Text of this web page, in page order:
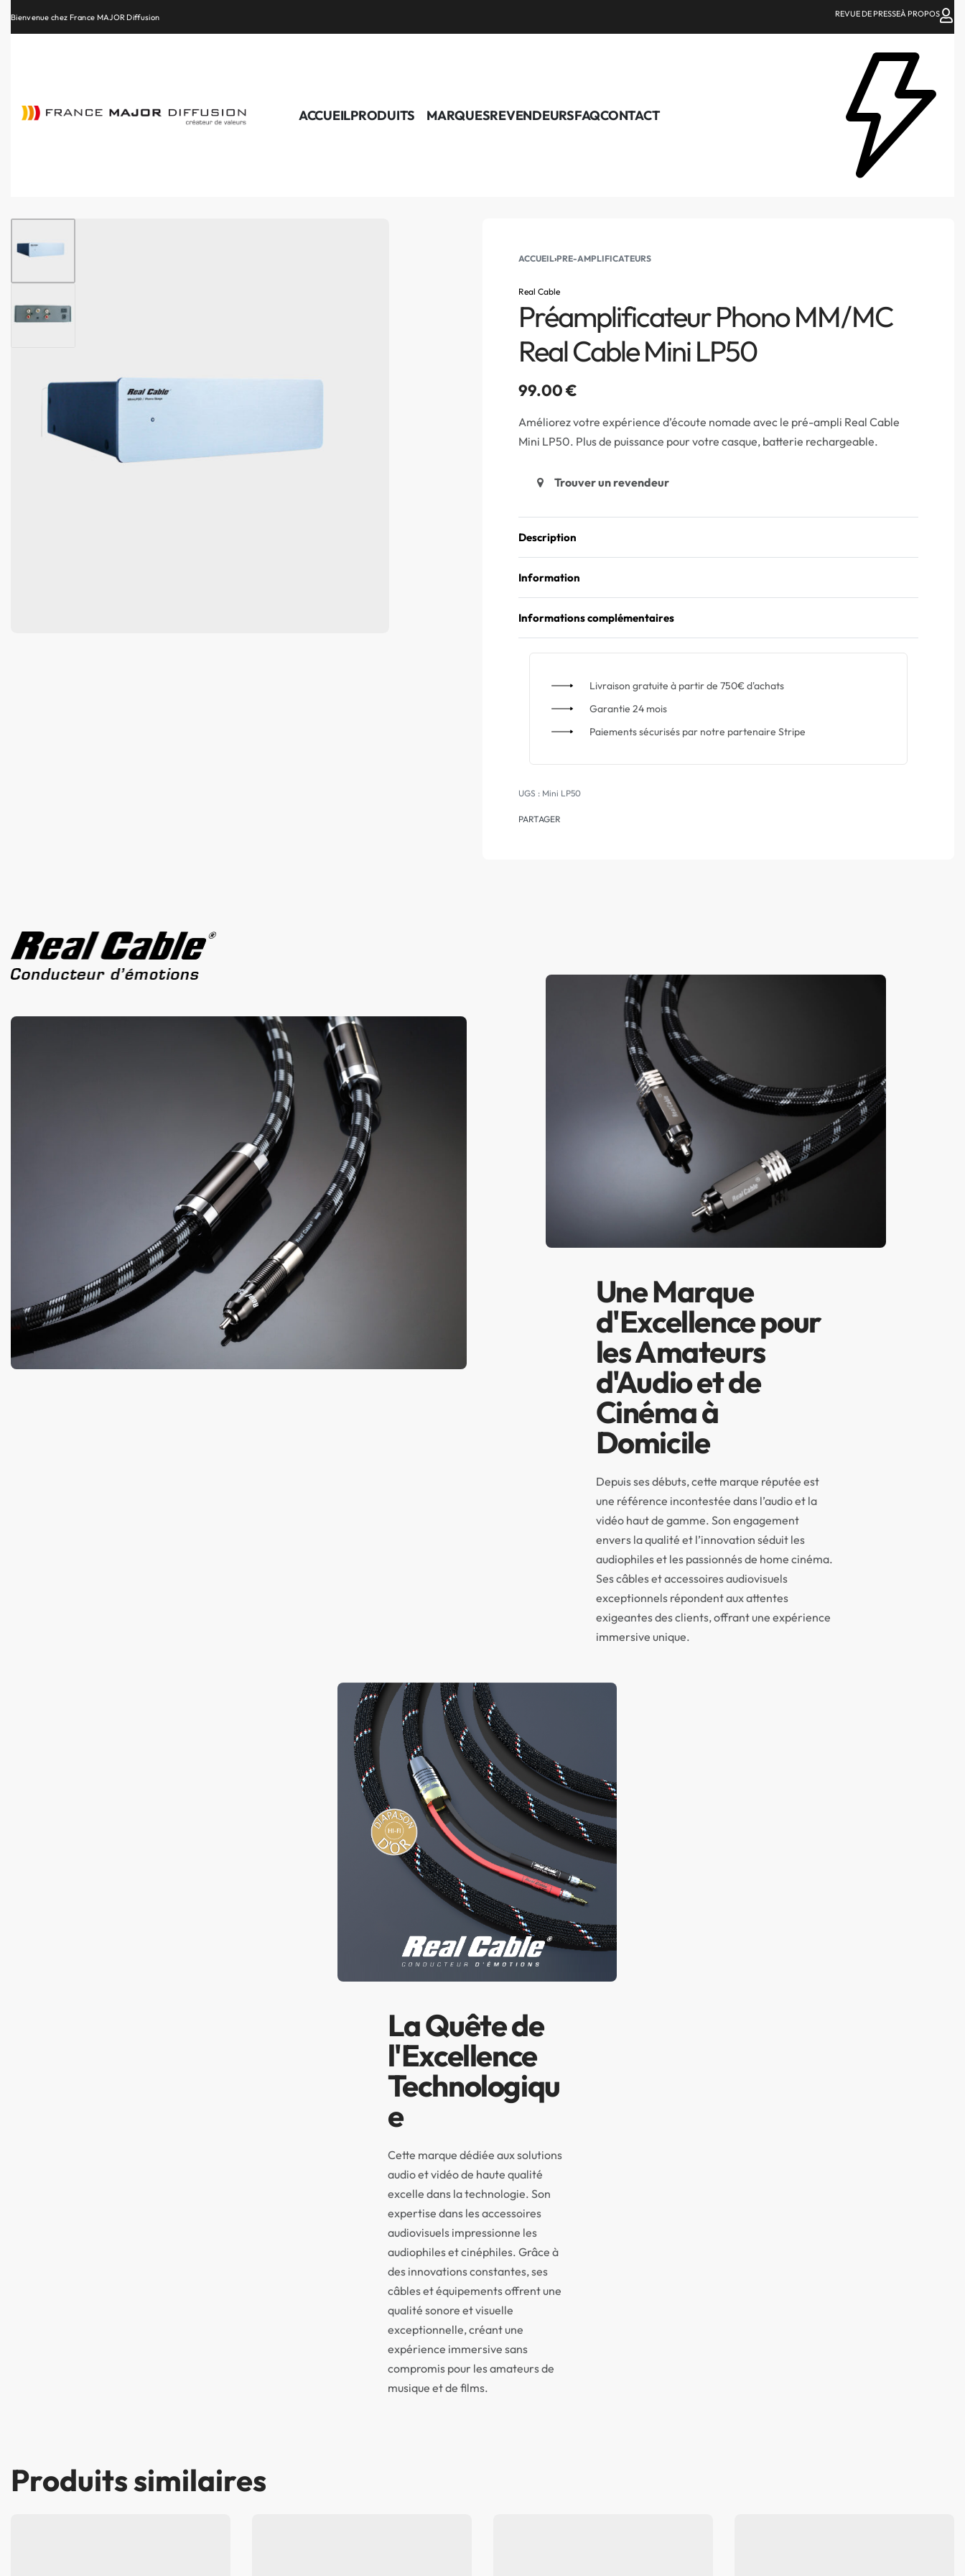
Retrouvez les plus belles marques de la HiFi, de l’intégration et du Home Cinéma REVUE DE PRESSEÀ PROPOS
ACCUEILPRODUITS MARQUESREVENDEURSFAQCONTACT
ACCUEIL›PRE-AMPLIFICATEURS
Real Cable
Préamplificateur Phono MM/MC
Real Cable Mini LP50
99.00€
Améliorez votre expérience d’écoute nomade avec le pré-ampli Real Cable
Mini LP50. Plus de puissance pour votre casque, batterie rechargeable.
Trouver un revendeur
Description
Information
Informations complémentaires
Livraison gratuite à partir de 750€ d'achats
Garantie 24 mois
Paiements sécurisés par notre partenaire Stripe
Mini LP50
PARTAGER
Une Marque
d'Excellence pour
les Amateurs
d'Audio et de
Cinéma à
Domicile
Depuis ses débuts, cette marque réputée est
une référence incontestée dans l’audio et la
vidéo haut de gamme. Son engagement
envers la qualité et l’innovation séduit les
audiophiles et les passionnés de home cinéma.
Ses câbles et accessoires audiovisuels
exceptionnels répondent aux attentes
exigeantes des clients, offrant une expérience
immersive unique.
La Quête de
l'Excellence
Technologiqu
e
Cette marque dédiée aux solutions
audio et vidéo de haute qualité
excelle dans la technologie. Son
expertise dans les accessoires
audiovisuels impressionne les
audiophiles et cinéphiles. Grâce à
des innovations constantes, ses
câbles et équipements offrent une
qualité sonore et visuelle
exceptionnelle, créant une
expérience immersive sans
compromis pour les amateurs de
musique et de films.
Produits similaires